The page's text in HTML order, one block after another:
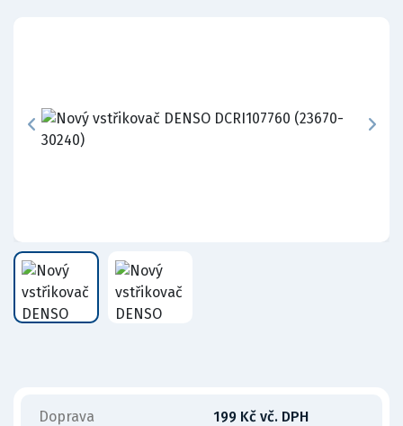
Doprava 199 Kč vč. DPH